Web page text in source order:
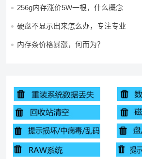
256g内存涨价5W一根，什么概念
硬盘不显示出来怎么办，专注专业
内存条价格暴涨，何而为？